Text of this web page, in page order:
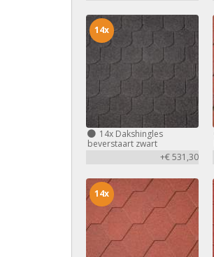
14x Dakshingles
beverstaart zwart
+€ 531,30
14x
14x